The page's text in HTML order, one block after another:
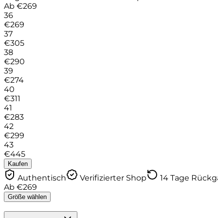
Ab €269
36
€269
37
€305
38
€290
39
€274
40
€311
41
€283
42
€299
43
€445
Kaufen
Authentisch Verifizierter Shop
14 Tage
Ab €269
Größe wählen